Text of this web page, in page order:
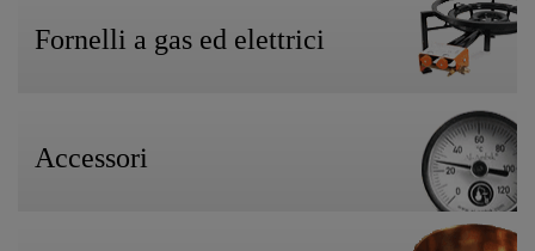
Fornelli a gas ed elettrici
Accessori